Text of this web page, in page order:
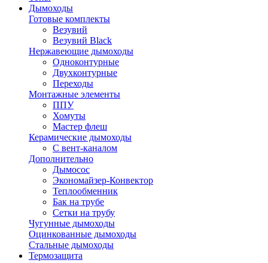
Дымоходы
Готовые комплекты
Везувий
Везувий Black
Нержавеющие дымоходы
Одноконтурные
Двухконтурные
Переходы
Монтажные элементы
ППУ
Хомуты
Мастер флеш
Керамические дымоходы
С вент-каналом
Дополнительно
Дымосос
Экономайзер-Конвектор
Теплообменник
Бак на трубе
Сетки на трубу
Чугунные дымоходы
Оцинкованные дымоходы
Стальные дымоходы
Термозащита